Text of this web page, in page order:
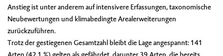
Anstieg ist unter anderem auf intensivere Erfassungen, taxonomische
Neubewertungen und klimabedingte Arealerweiterungen
zurückzuführen.
Trotz der gestiegenen Gesamtzahl bleibt die Lage angespannt: 141